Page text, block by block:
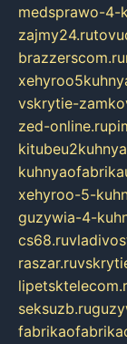
medsprawo-4-
zajmy24.ru
brazzerscom.ru
vskrytie-
zed-online.ru
xehyroo-5-
guzywia-4-
cs68.ru
raszar.ru
seksuzb.ru